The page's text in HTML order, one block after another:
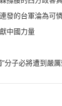
發的台軍淪為可
中國力量
分子必將遭到嚴